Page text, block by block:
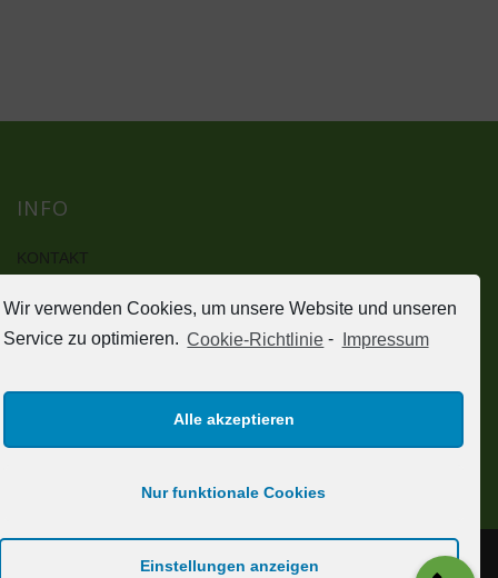
Wir verwenden Cookies, um unsere Website und unseren
Service zu optimieren. Cookie-Richtlinie - Impressum
Alle akzeptieren
Nur funktionale Cookies
Einstellungen anzeigen
INFO
KONTAKT
DATENSCHUTZERKLÄRUNG
HAFTUNGSAUSSCHLUSS (DISCLAIMER)